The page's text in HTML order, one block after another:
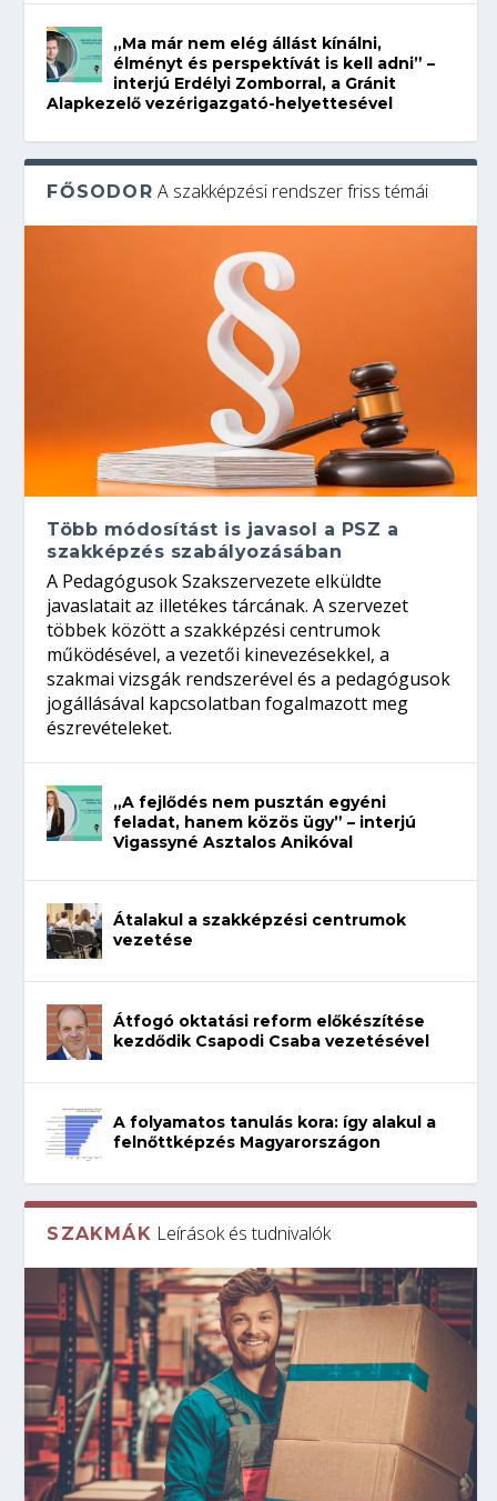
„Ma már nem elég állást kínálni,
élményt és perspektívát is kell adni” –
interjú Erdélyi Zomborral, a Gránit
Alapkezelő vezérigazgató-helyettesével
FŐSODOR A szakképzési rendszer friss témái
Több módosítást is javasol a PSZ a
szakképzés szabályozásában
A Pedagógusok Szakszervezete elküldte
javaslatait az illetékes tárcának. A szervezet
többek között a szakképzési centrumok
működésével, a vezetői kinevezésekkel, a
szakmai vizsgák rendszerével és a pedagógusok
jogállásával kapcsolatban fogalmazott meg
észrevételeket.
„A fejlődés nem pusztán egyéni
feladat, hanem közös ügy” – interjú
Vigassyné Asztalos Anikóval
Átalakul a szakképzési centrumok
vezetése
Átfogó oktatási reform előkészítése
kezdődik Csapodi Csaba vezetésével
A folyamatos tanulás kora: így alakul a
felnőttképzés Magyarországon
SZAKMÁK Leírások és tudnivalók